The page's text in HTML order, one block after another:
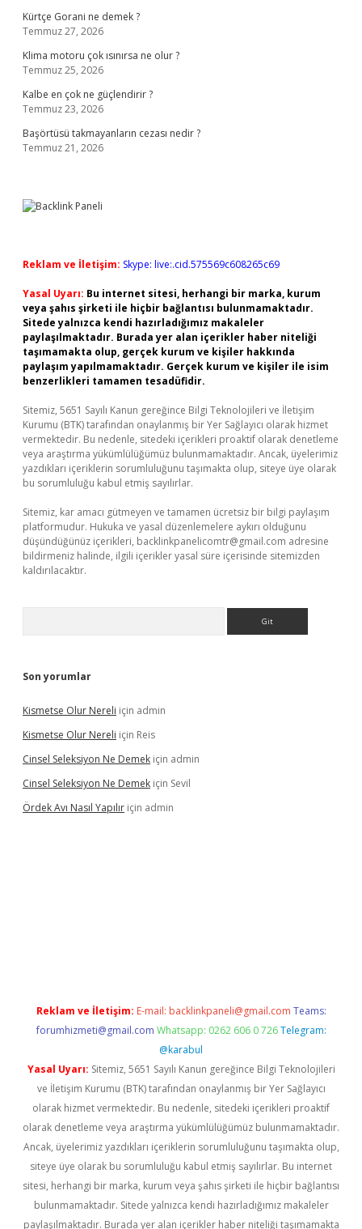
Kürtçe Gorani ne demek ?
Temmuz 27, 2026
Klima motoru çok ısınırsa ne olur ?
Temmuz 25, 2026
Kalbe en çok ne güçlendirir ?
Temmuz 23, 2026
Başörtüsü takmayanların cezası nedir ?
Temmuz 21, 2026
Reklam ve İletişim: Skype: live:.cid.575569c608265c69
Yasal Uyarı: Bu internet sitesi, herhangi bir marka, kurum
veya şahıs şirketi ile hiçbir bağlantısı bulunmamaktadır.
Sitede yalnızca kendi hazırladığımız makaleler
paylaşılmaktadır. Burada yer alan içerikler haber niteliği
taşımamakta olup, gerçek kurum ve kişiler hakkında
paylaşım yapılmamaktadır. Gerçek kurum ve kişiler ile isim
benzerlikleri tamamen tesadüfidir.
Sitemiz, 5651 Sayılı Kanun gereğince Bilgi Teknolojileri ve İletişim
Kurumu (BTK) tarafından onaylanmış bir Yer Sağlayıcı olarak hizmet
vermektedir. Bu nedenle, sitedeki içerikleri proaktif olarak denetleme
veya araştırma yükümlülüğümüz bulunmamaktadır. Ancak, üyelerimiz
yazdıkları içeriklerin sorumluluğunu taşımakta olup, siteye üye olarak
bu sorumluluğu kabul etmiş sayılırlar.
Sitemiz, kar amacı gütmeyen ve tamamen ücretsiz bir bilgi paylaşım
platformudur. Hukuka ve yasal düzenlemelere aykırı olduğunu
düşündüğünüz içerikleri, backlinkpanelicomtr@gmail.com adresine
bildirmeniz halinde, ilgili içerikler yasal süre içerisinde sitemizden
kaldırılacaktır.
Son yorumlar
Kismetse Olur Nereli için admin
Kismetse Olur Nereli için Reis
Cinsel Seleksiyon Ne Demek için admin
Cinsel Seleksiyon Ne Demek için Sevil
Ördek Avı Nasıl Yapılır için admin
Reklam ve İletişim: E-mail: backlinkpaneli@gmail.com Teams:
forumhizmeti@gmail.com Whatsapp: 0262 606 0 726 Telegram:
@karabul
Yasal Uyarı: Sitemiz, 5651 Sayılı Kanun gereğince Bilgi Teknolojileri
ve İletişim Kurumu (BTK) tarafından onaylanmış bir Yer Sağlayıcı
olarak hizmet vermektedir. Bu nedenle, sitedeki içerikleri proaktif
olarak denetleme veya araştırma yükümlülüğümüz bulunmamaktadır.
Ancak, üyelerimiz yazdıkları içeriklerin sorumluluğunu taşımakta olup,
siteye üye olarak bu sorumluluğu kabul etmiş sayılırlar. Bu internet
sitesi, herhangi bir marka, kurum veya şahıs şirketi ile hiçbir bağlantısı
bulunmamaktadır. Sitede yalnızca kendi hazırladığımız makaleler
paylaşılmaktadır. Burada yer alan içerikler haber niteliği taşımamakta